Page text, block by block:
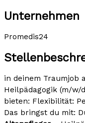
Unternehmen
Promedis24
in deinem Traumjob
Heilpädagogik (m/w/
bieten: Flexibilität:
Das bringst du mit: